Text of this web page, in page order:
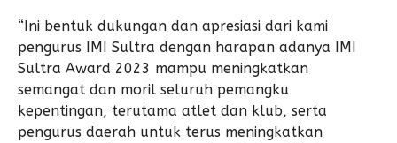
“Ini bentuk dukungan dan apresiasi dari kami
pengurus IMI Sultra dengan harapan adanya IMI
Sultra Award 2023 mampu meningkatkan
semangat dan moril seluruh pemangku
kepentingan, terutama atlet dan klub, serta
pengurus daerah untuk terus meningkatkan